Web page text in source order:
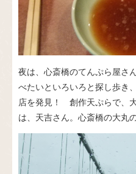
夜は、心斎橋のてんぷら屋
べたいといろいろと探し歩き
店を発見！ 創作天ぷらで、
は、天吉さん。心斎橋の大丸